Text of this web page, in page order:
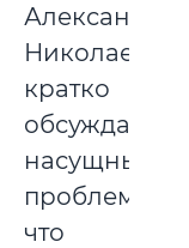
Александр
Николаевич
кратко
обсуждает
насущные
проблемы:
что